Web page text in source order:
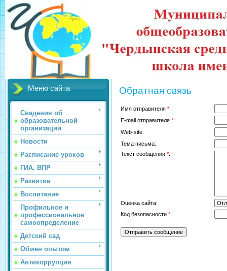
Меню сайта
Сведения об
образовательной
организации
Новости
Расписание уроков
ГИА, ВПР
Развитие
Воспитание
Профильное и
профессиональное
самоопределение
Детский сад
Обмен опытом
Антикоррупция
Обратная связь
Имя отправителя *:
E-mail отправителя *:
Web-site:
Тема письма:
Текст сообщения *:
Оценка сайта:
Код безопасности *: